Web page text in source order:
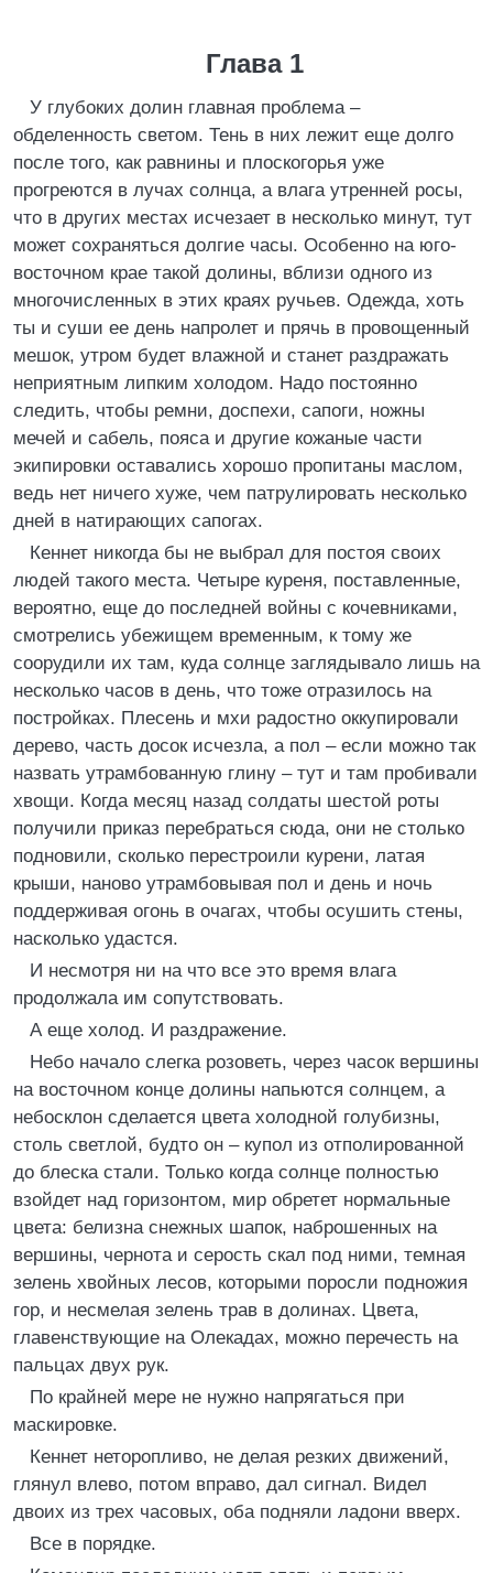
Глава 1
У глубоких долин главная проблема –
обделенность светом. Тень в них лежит еще долго
после того, как равнины и плоскогорья уже
прогреются в лучах солнца, а влага утренней росы,
что в других местах исчезает в несколько минут, тут
может сохраняться долгие часы. Особенно на юго-
восточном крае такой долины, вблизи одного из
многочисленных в этих краях ручьев. Одежда, хоть
ты и суши ее день напролет и прячь в провощенный
мешок, утром будет влажной и станет раздражать
неприятным липким холодом. Надо постоянно
следить, чтобы ремни, доспехи, сапоги, ножны
мечей и сабель, пояса и другие кожаные части
экипировки оставались хорошо пропитаны маслом,
ведь нет ничего хуже, чем патрулировать несколько
дней в натирающих сапогах.
Кеннет никогда бы не выбрал для постоя своих
людей такого места. Четыре куреня, поставленные,
вероятно, еще до последней войны с кочевниками,
смотрелись убежищем временным, к тому же
соорудили их там, куда солнце заглядывало лишь на
несколько часов в день, что тоже отразилось на
постройках. Плесень и мхи радостно оккупировали
дерево, часть досок исчезла, а пол – если можно так
назвать утрамбованную глину – тут и там пробивали
хвощи. Когда месяц назад солдаты шестой роты
получили приказ перебраться сюда, они не столько
подновили, сколько перестроили курени, латая
крыши, наново утрамбовывая пол и день и ночь
поддерживая огонь в очагах, чтобы осушить стены,
насколько удастся.
И несмотря ни на что все это время влага
продолжала им сопутствовать.
А еще холод. И раздражение.
Небо начало слегка розоветь, через часок вершины
на восточном конце долины напьются солнцем, а
небосклон сделается цвета холодной голубизны,
столь светлой, будто он – купол из отполированной
до блеска стали. Только когда солнце полностью
взойдет над горизонтом, мир обретет нормальные
цвета: белизна снежных шапок, наброшенных на
вершины, чернота и серость скал под ними, темная
зелень хвойных лесов, которыми поросли подножия
гор, и несмелая зелень трав в долинах. Цвета,
главенствующие на Олекадах, можно перечесть на
пальцах двух рук.
По крайней мере не нужно напрягаться при
маскировке.
Кеннет неторопливо, не делая резких движений,
глянул влево, потом вправо, дал сигнал. Видел
двоих из трех часовых, оба подняли ладони вверх.
Все в порядке.